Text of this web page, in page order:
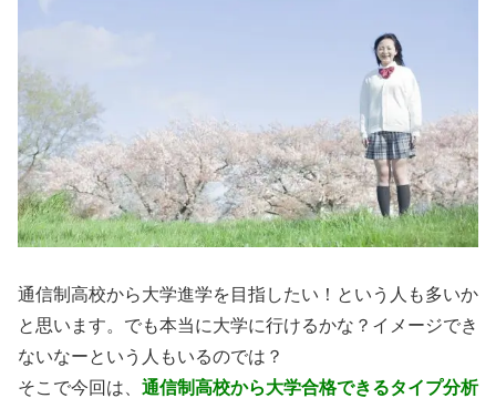
通信制高校から大学進学を目指したい！という人も多いか
と思います。でも本当に大学に行けるかな？イメージでき
ないなーという人もいるのでは？
そこで今回は、 通信制高校から大学合格できるタイプ分析